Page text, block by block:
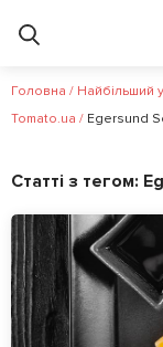
Головна / Найбільший
Tomato.ua / Egersund
Статті з тегом: